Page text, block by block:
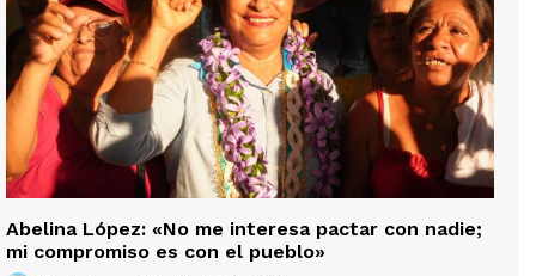
Abelina López: «No me interesa pactar con nadie;
mi compromiso es con el pueblo»